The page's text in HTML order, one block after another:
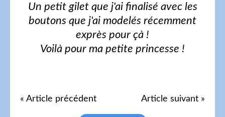
Un petit gilet que j'ai finalisé avec les
boutons que j'ai modelés récemment
exprès pour çà !
Voilà pour ma petite princesse !
« Article précédent Article suivant »